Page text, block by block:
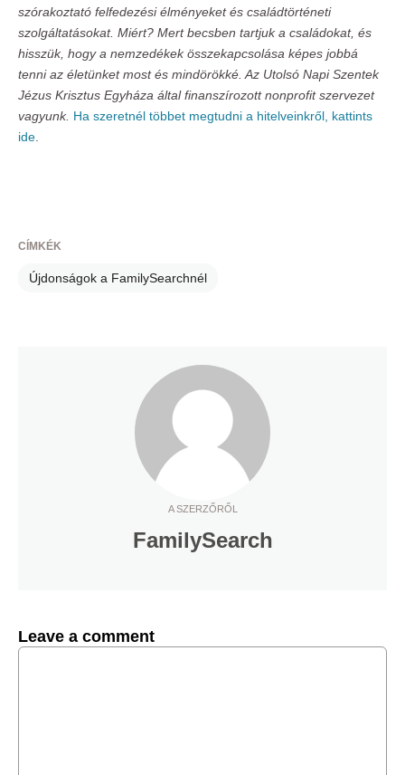
szórakoztató felfedezési élményeket és családtörténeti
szolgáltatásokat. Miért? Mert becsben tartjuk a családokat, és
hisszük, hogy a nemzedékek összekapcsolása képes jobbá
tenni az életünket most és mindörökké. Az Utolsó Napi Szentek
Jézus Krisztus Egyháza által finanszírozott nonprofit szervezet
vagyunk. Ha szeretnél többet megtudni a hitelveinkről, kattints
ide.
CÍMKÉK
Újdonságok a FamilySearchnél
A SZERZŐRŐL
FamilySearch